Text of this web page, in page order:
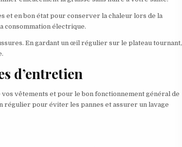
et en bon état pour conserver la chaleur lors de la
consommation électrique.
En gardant un œil régulier sur le plateau tournant,
d’entretien
vêtements et pour le bon fonctionnement général de
régulier pour éviter les pannes et assurer un lavage